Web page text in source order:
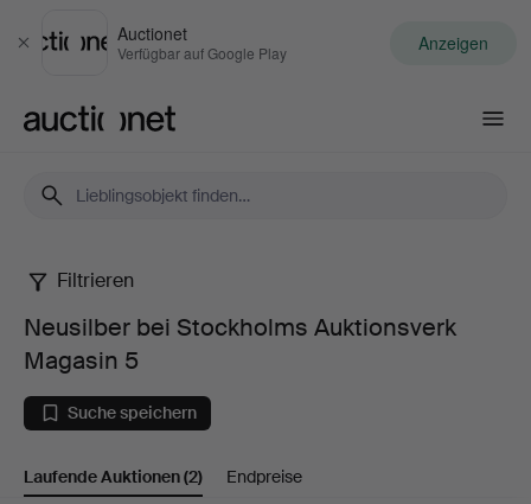
Schließen
Auctionet
Verfügbar auf Google Play Anzeigen
Neusilber
bei
Stockholms
Auktionsverk
Filtrieren
Neusilber bei Stockholms Auktionsverk
Magasin 5
Suche speichern
Laufende Auktionen(2) Endpreise